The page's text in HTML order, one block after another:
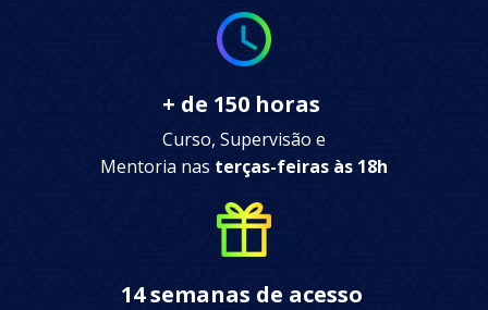
+ de 150 horas
Curso, Supervisão e
Mentoria nas terças-feiras às 18h
14 semanas de acesso